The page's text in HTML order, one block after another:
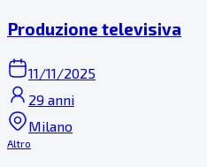
Produzione televisiva
11/11/2025
29 anni
Milano
Altro